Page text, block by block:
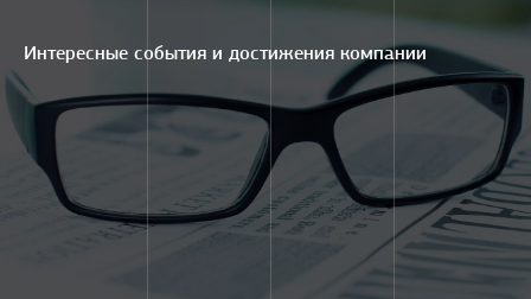
Интересные события и достижения компании